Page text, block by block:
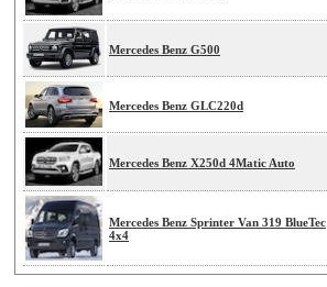
Mercedes Benz G500
Mercedes Benz GLC220d
Mercedes Benz X250d 4Matic Auto
Mercedes Benz Sprinter Van 319 BlueTec
4x4